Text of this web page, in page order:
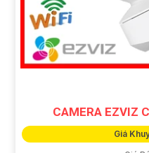
CAMERA EZVIZ
Giá